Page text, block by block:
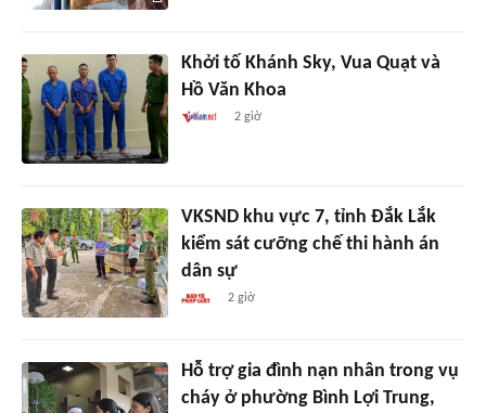
Khởi tố Khánh Sky, Vua Quạt và
Hồ Văn Khoa
2 giờ
VKSND khu vực 7, tỉnh Đắk Lắk
kiểm sát cưỡng chế thi hành án
dân sự
2 giờ
Hỗ trợ gia đình nạn nhân trong vụ
cháy ở phường Bình Lợi Trung,